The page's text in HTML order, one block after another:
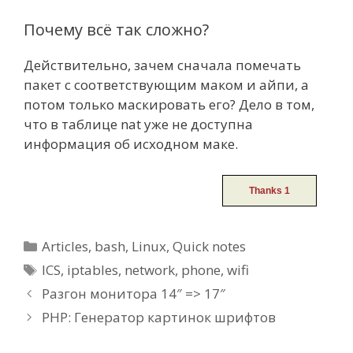
Почему всё так сложно?
Действительно, зачем сначала помечать
пакет с соответствующим маком и айпи, а
потом только маскировать его? Дело в том,
что в таблице nat уже не доступна
информация об исходном маке.
Categories
Articles, bash, Linux,Quick notes
Tags
ICS, iptables, network, phone,wifi
Post
navigation
Разгон монитора 14″ => 17″
PHP: Генератор картинок шрифтов